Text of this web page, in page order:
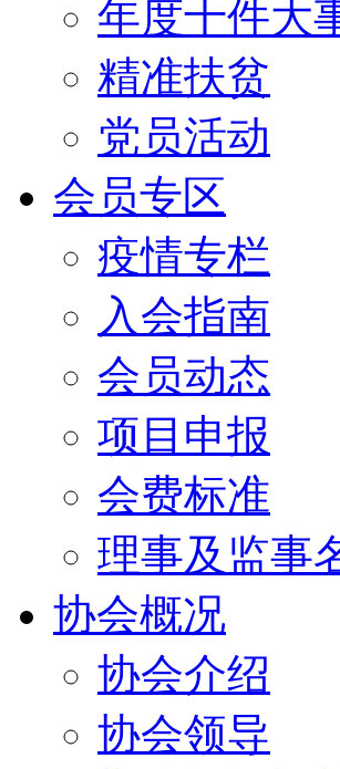
年度十件大
精准扶贫
党员活动
会员专区
疫情专栏
入会指南
会员动态
项目申报
会费标准
理事及监事
协会概况
协会介绍
协会领导